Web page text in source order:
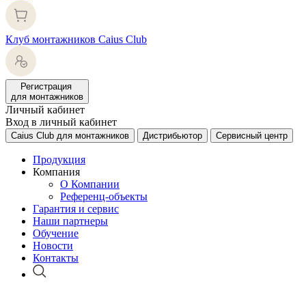
Клуб монтажников Caius Club
Регистрация
для монтажников
Личный кабинет
Вход в личный кабинет
Caius Club для монтажников Дистрибьютор Сервисный центр
Продукция
Компания
О Компании
Референц-объекты
Гарантия и сервис
Наши партнеры
Обучение
Новости
Контакты